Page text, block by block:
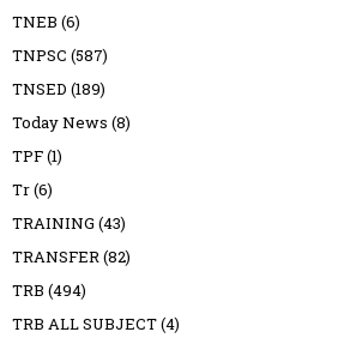
TNEB (6)
TNPSC (587)
TNSED (189)
Today News (8)
TPF(1)
Tr(6)
TRAINING (43)
TRANSFER(82)
TRB (494)
TRB ALL SUBJECT(4)